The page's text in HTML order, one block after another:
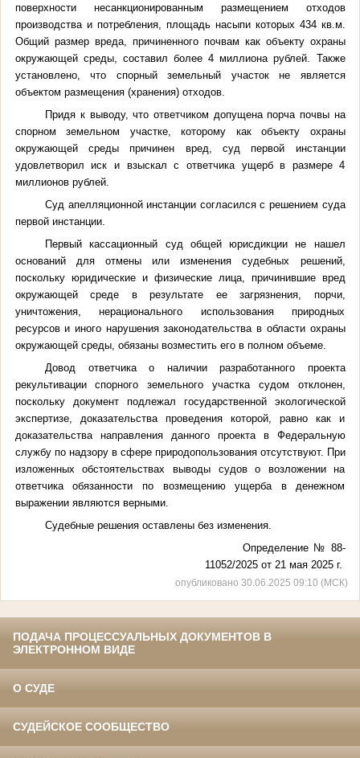
поверхности несанкционированным размещением отходов
производства и потребления, площадь насыпи которых 434 кв.м.
Общий размер вреда, причиненного почвам как объекту охраны
окружающей среды, составил более 4 миллиона рублей. Также
установлено, что спорный земельный участок не является
объектом размещения (хранения) отходов.
Придя к выводу, что ответчиком допущена порча почвы на
спорном земельном участке, которому как объекту охраны
окружающей среды причинен вред, суд первой инстанции
удовлетворил иск и взыскал с ответчика ущерб в размере 4
миллионов рублей.
Суд апелляционной инстанции согласился с решением суда
первой инстанции.
Первый кассационный суд общей юрисдикции не нашел
оснований для отмены или изменения судебных решений,
поскольку юридические и физические лица, причинившие вред
окружающей среде в результате ее загрязнения, порчи,
уничтожения, нерационального использования природных
ресурсов и иного нарушения законодательства в области охраны
окружающей среды, обязаны возместить его в полном объеме.
Довод ответчика о наличии разработанного проекта
рекультивации спорного земельного участка судом отклонен,
поскольку документ подлежал государственной экологической
экспертизе, доказательства проведения которой, равно как и
доказательства направления данного проекта в Федеральную
службу по надзору в сфере природопользования отсутствуют. При
изложенных обстоятельствах выводы судов о возложении на
ответчика обязанности по возмещению ущерба в денежном
выражении являются верными.
Судебные решения оставлены без изменения.
Определение № 88-
11052/2025 от 21 мая 2025 г.
опубликовано 30.06.2025 09:10 (МСК)
ПОДАЧА ПРОЦЕССУАЛЬНЫХ ДОКУМЕНТОВ В
ЭЛЕКТРОННОМ ВИДЕ
О СУДЕ
СУДЕЙСКОЕ СООБЩЕСТВО